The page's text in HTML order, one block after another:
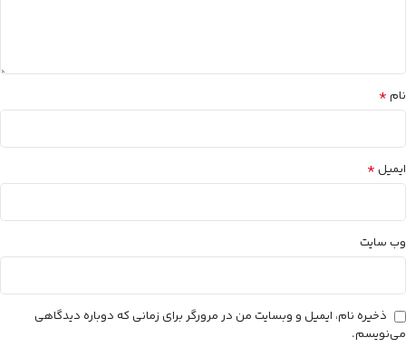
نام *
ایمیل *
وب‌ سایت
ذخیره نام، ایمیل و وبسایت من در مرورگر برای زمانی که دوباره دیدگاهی
می‌نویسم.